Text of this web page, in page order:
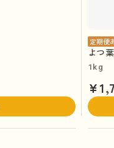
定期便
よつ
1kg